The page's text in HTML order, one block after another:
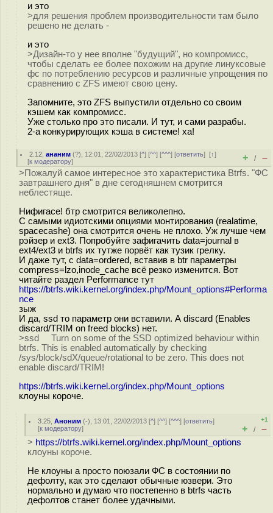
и это
>для решения проблем производительности там было
решено не делать -
и это
>Дизайн-то у нее вполне "будущий", но компромисс,
чтобы сделать ее более похожим на другие линуксовые
фс по потреблению ресурсов и различные упрощения по
сравнению с ZFS имеют свою цену.
Запомните, это ZFS выпустили отдельно со своим
кэшем как компромисс.
Уже столько про это писали. И тут, и сами разрабы.
2-а конкурирующих кэша в системе! ха!
2.12 ,ананим (?), 12:01, 22/02/2013 [^] [^^] [^^^] [ответить][↑]
[к модератору] + / –
>Пожалуй самое интересное это характеристика Btrfs. "ФС
завтрашнего дня" в дне сегодняшнем смотрится
неблестяще.
Нифигасе! бтр смотрится великолепно.
С самыми идиотскими опциями монтирования (realatime,
spacecashe) она смотрится очень не плохо. Уж лучше чем
рэйзер и ext3. Попробуйте зафигачить data=journal в
ext4/ext3 и btrfs их тутже порвёт как тузик грелку.
И даже тут, с data=ordered, вставив в btr параметры
compress=lzo,inode_cache всё резко изменится. Вот
читайте раздел Performance тут
https://btrfs.wiki.kernel.org/index.php/Mount_options#Performa
nce
зыж
И да, ssd то параметр они вставили. А discard (Enables
discard/TRIM on freed blocks) нет.
>ssd Turn on some of the SSD optimized behaviour within
btrfs. This is enabled automatically by checking
/sys/block/sdX/queue/rotational to be zero. This does not
enable discard/TRIM!
https://btrfs.wiki.kernel.org/index.php/Mount_options
клоуны короче.
3.25 ,Аноним (-), 13:01, 22/02/2013 [^] [^^] [^^^] [ответить]
[к модератору]
+1
+ / –
> https://btrfs.wiki.kernel.org/index.php/Mount_options
клоуны короче.
Не клоуны а просто поюзали ФС в состоянии по
дефолту, как это сделают обычные юзвери. Это
нормально и думаю что постепенно в btrfs часть
дефолтов станет более удачными.